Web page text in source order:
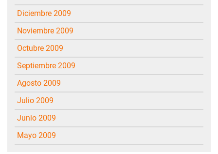
diciembre 2009
noviembre 2009
octubre 2009
septiembre 2009
agosto 2009
julio 2009
junio 2009
mayo 2009